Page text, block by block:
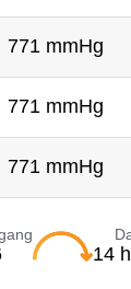
771 mmHg
771 mmHg
771 mmHg
14